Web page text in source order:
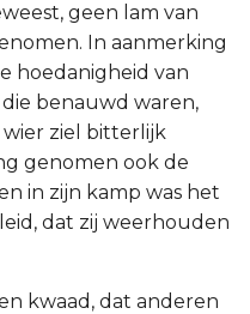
geen lam van
In aanmerking
hoedanigheid van
benauwd waren,
wier ziel bitterlijk
genomen ook de
in zijn kamp was het
dat zij weerhouden
kwaad, dat anderen